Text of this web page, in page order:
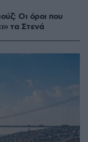
Οι όροι που
τα Στενά